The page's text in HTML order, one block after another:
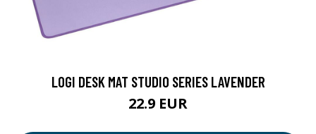
LOGI DESK MAT STUDIO SERIES LAVENDER
22.9 EUR